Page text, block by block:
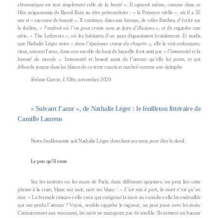
chromatique est tout simplement celle de la bonté». Il rajeunit même, comme dans ce
film avignonnais de Raoul Ruiz au titre prémonitoire : « la Présence réelle », où il a 35
ans et « rayonne de beauté ». Il continue, dans son bureau, de relire Barthes, d’écrire sur
le théâtre, « l’endroit où l’on peut croire sans se faire d’illusions », et de regarder une
série, « The Leftovers », où les habitants d’un pays disparaissent brutalement. Et tandis
que Nathalie Léger entre « dans l’épaisseur crasse du chagrin », elle le voit embarquer,
rieur, suivant l’azur, dans une nacelle du haut de laquelle il est saisi par « l’immensité et la
beauté du monde ». Immensité et beauté aussi de l’amour qu’elle lui porte, et qui
déborde jusque dans les blancs de ce texte concis et marbré comme une épitaphe.
Jérôme Garcin, L’Obs, novembre 2020
« Suivant l’azur », de Nathalie Léger : le feuilleton littéraire de
Camille Laurens
Notre feuilletoniste suit Nathalie Léger cherchant ses mots pour dire le deuil.
Le peu qu’il reste
Sur les trottoirs ou les murs de Paris, dans différents quartiers, on peut lire cette
phrase à la craie, blanc sur noir, noir sur blanc : « L’air mis à part, la mort n’est qu’un
mot. » La formule rassure-t-elle ceux qui craignent la mort ou console-t-elle les endeuillés
qui ont perdu l’amour ? Voyez, semble rappeler le tagueur, on peut jouer avec les mots.
Contrairement aux mourants, les mots ne manquent pas de souffle. Ils mettent un baume